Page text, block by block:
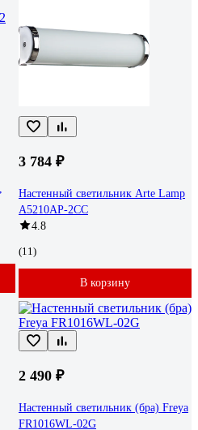
3 784 ₽
Настенный светильник Arte Lamp
A5210AP-2CC
4.8
(11)
В корзину
2 490 ₽
Настенный светильник (бра) Freya
FR1016WL-02G